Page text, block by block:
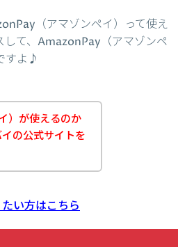
（アマゾンペイ）って使え
して、AmazonPay（アマゾンペ
すよ♪
）が使えるのか
の公式サイトを
い方はこちら